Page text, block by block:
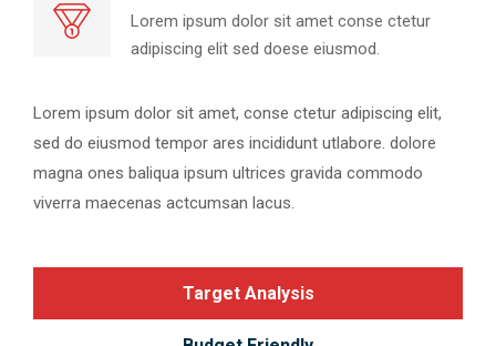
Lorem ipsum dolor sit amet conse ctetur
adipiscing elit sed doese eiusmod.
Lorem ipsum dolor sit amet, conse ctetur adipiscing elit,
sed do eiusmod tempor ares incididunt utlabore. dolore
magna ones baliqua ipsum ultrices gravida commodo
viverra maecenas actcumsan lacus.
Target Analysis